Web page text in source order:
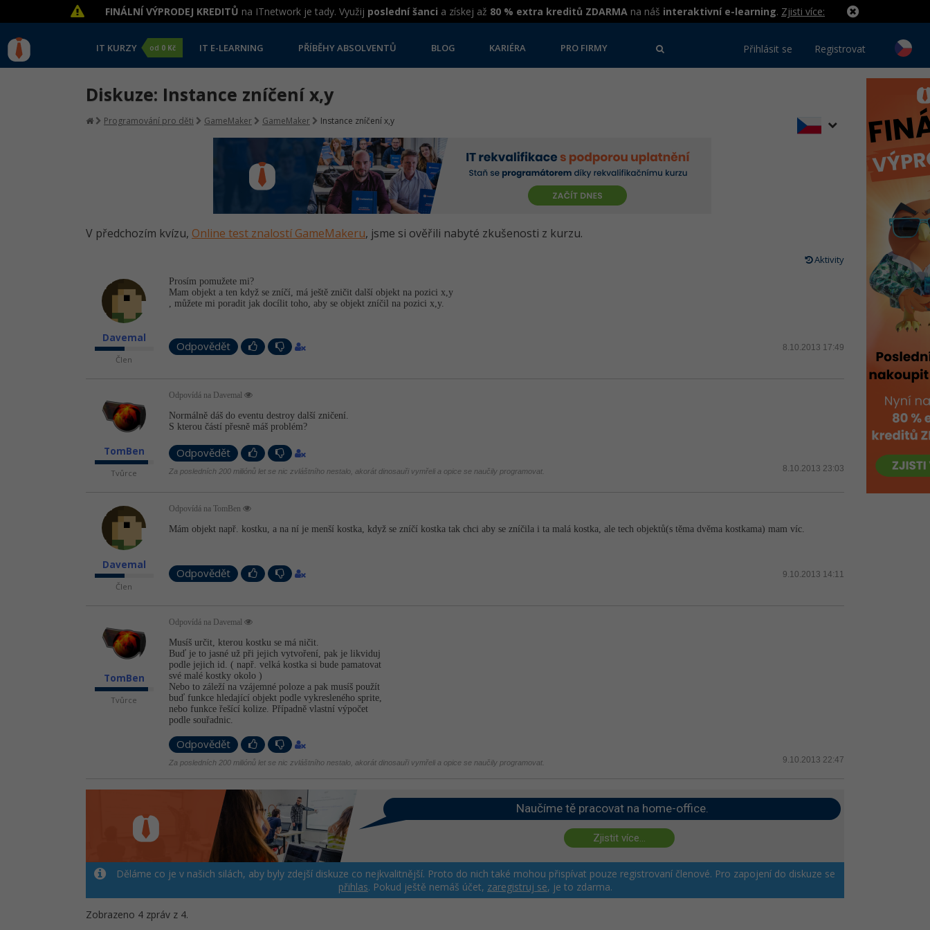
FINÁLNÍ VÝPRODEJ KREDITŮ na ITnetwork je tady. Využij poslední šanci a získej až 80 % extra kreditů ZDARMA na náš interaktivní e-learning. Zjisti více:
IT KURZY od 0 Kč IT E-LEARNING PŘÍBĚHY ABSOLVENTŮ BLOG KARIÉRA PRO FIRMY Přihlásit se Registrovat
Diskuze: Instance zníčení x,y
Programování pro děti GameMaker GameMaker Instance zníčení x,y
V předchozím kvízu, Online test znalostí GameMakeru, jsme si ověřili nabyté zkušenosti z kurzu.
Aktivity
Davemal
Člen
Prosím pomužete mi?
Mam objekt a ten když se zníčí, má ještě zničit další objekt na pozici x,y
, můžete mi poradit jak docílit toho, aby se objekt zníčil na pozici x,y.
Odpovědět 8.10.2013 17:49
TomBen
Tvůrce
Odpovídá na Davemal
Normálně dáš do eventu destroy další zničení.
S kterou částí přesně máš problém?
Odpovědět
8.10.2013 23:03
Za posledních 200 miliónů let se nic zvláštního nestalo, akorát dinosauři vymřeli a opice se naučily programovat.
Davemal
Člen
Odpovídá na TomBen
Mám objekt např. kostku, a na ní je menší kostka, když se zníčí kostka tak chci aby se zníčila i ta malá kostka, ale tech objektů(s těma dvěma kostkama) mam víc.
Odpovědět 9.10.2013 14:11
TomBen
Tvůrce
Odpovídá na Davemal
Musíš určit, kterou kostku se má ničit.
Buď je to jasné už při jejich vytvoření, pak je likviduj
podle jejich id. ( např. velká kostka si bude pamatovat
své malé kostky okolo )
Nebo to záleží na vzájemné poloze a pak musíš použít
buď funkce hledající objekt podle vykresleného sprite,
nebo funkce řešící kolize. Případně vlastní výpočet
podle souřadnic.
Odpovědět
9.10.2013 22:47
Za posledních 200 miliónů let se nic zvláštního nestalo, akorát dinosauři vymřeli a opice se naučily programovat.
Naučíme tě pracovat na home-office.
Zjistit více...
Děláme co je v našich silách, aby byly zdejší diskuze co nejkvalitnější. Proto do nich také mohou přispívat pouze registrovaní členové. Pro zapojení do diskuze se
přihlas. Pokud ještě nemáš účet, zaregistruj se, je to zdarma.
Zobrazeno 4 zpráv z 4.